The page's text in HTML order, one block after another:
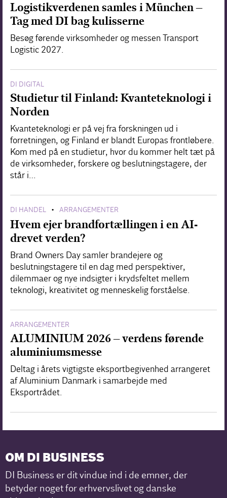
Logistikverdenen samles i München –
Tag med DI bag kulisserne
Besøg førende virksomheder og messen Transport
Logistic 2027.
DI DIGITAL
Studietur til Finland: Kvanteteknologi i
Norden
Kvanteteknologi er på vej fra forskningen ud i
forretningen, og Finland er blandt Europas frontløbere.
Kom med på en studietur, hvor du kommer helt tæt på
de virksomheder, forskere og beslutningstagere, der
står i…
DI HANDEL • ARRANGEMENTER
Hvem ejer brandfortællingen i en AI-
drevet verden?
Brand Owners Day samler brandejere og
beslutningstagere til en dag med perspektiver,
dilemmaer og nye indsigter i krydsfeltet mellem
teknologi, kreativitet og menneskelig forståelse.
ARRANGEMENTER
ALUMINIUM 2026 – verdens førende
aluminiumsmesse
Deltag i årets vigtigste eksportbegivenhed arrangeret
af Aluminium Danmark i samarbejde med
Eksportrådet.
OM DI BUSINESS
DI Business er dit vindue ind i de emner, der
betyder noget for erhvervslivet og danske